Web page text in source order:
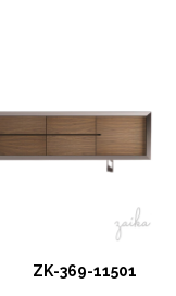
ZK-369-11501